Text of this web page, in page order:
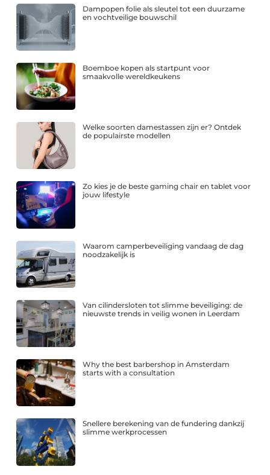
Dampopen folie als sleutel tot een duurzame
en vochtveilige bouwschil
Boemboe kopen als startpunt voor
smaakvolle wereldkeukens
Welke soorten damestassen zijn er? Ontdek
de populairste modellen
Zo kies je de beste gaming chair en tablet voor
jouw lifestyle
Waarom camperbeveiliging vandaag de dag
noodzakelijk is
Van cilindersloten tot slimme beveiliging: de
nieuwste trends in veilig wonen in Leerdam
Why the best barbershop in Amsterdam
starts with a consultation
Snellere berekening van de fundering dankzij
slimme werkprocessen